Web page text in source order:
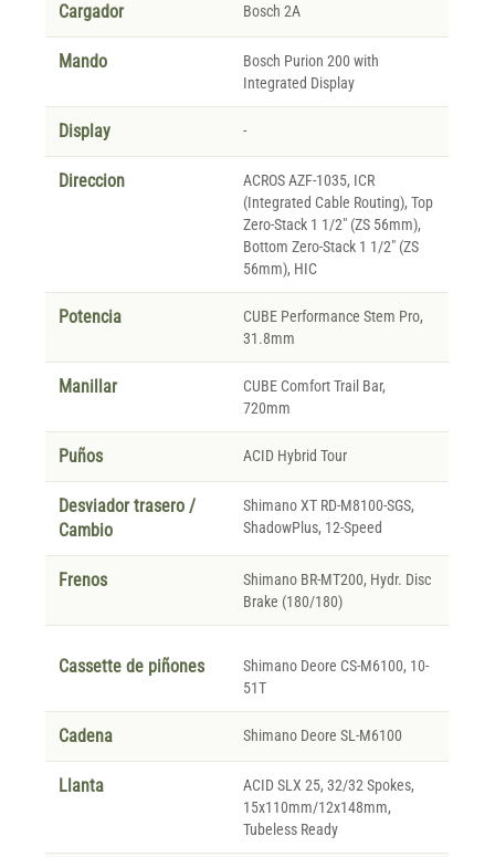
Cargador Bosch 2A
Mando
Bosch Purion 200 with
Integrated Display
Display -
Direccion
ACROS AZF-1035, ICR
(Integrated Cable Routing), Top
Zero-Stack 1 1/2" (ZS 56mm),
Bottom Zero-Stack 1 1/2" (ZS
56mm), HIC
Potencia
CUBE Performance Stem Pro,
31.8mm
Manillar
CUBE Comfort Trail Bar,
720mm
Puños ACID Hybrid Tour
Desviador trasero /
Cambio
Shimano XT RD-M8100-SGS,
ShadowPlus, 12-Speed
Frenos
Shimano BR-MT200, Hydr. Disc
Brake (180/180)
Cassette de piñones
Shimano Deore CS-M6100, 10-
51T
Cadena Shimano Deore SL-M6100
Llanta
ACID SLX 25, 32/32 Spokes,
15x110mm/12x148mm,
Tubeless Ready